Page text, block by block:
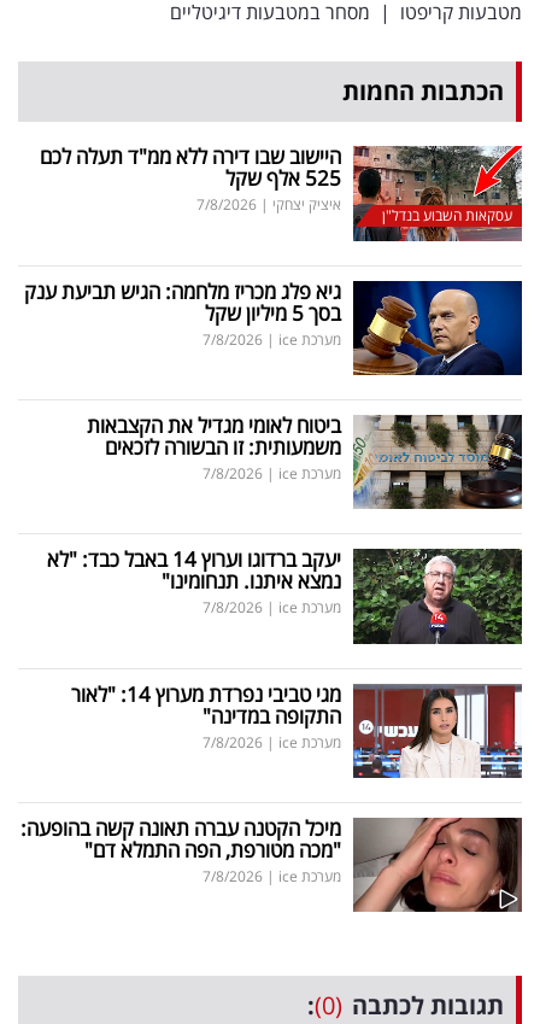
מטבעות קריפטו | מסחר במטבעות דיגיטליים
הכתבות החמות
עסקאות השבוע בנדל"ן
היישוב שבו דירה ללא ממ"ד תעלה לכם
525 אלף שקל
איציק יצחקי |
7/8/2026
גיא פלג מכריז מלחמה: הגיש תביעת ענק
בסך 5 מיליון שקל
מערכת ice |
7/8/2026
ביטוח לאומי מגדיל את הקצבאות
משמעותית: זו הבשורה לזכאים
מערכת ice |
7/8/2026
יעקב ברדוגו וערוץ 14 באבל כבד: "לא
נמצא איתנו. תנחומינו"
מערכת ice |
7/8/2026
מגי טביבי נפרדת מערוץ 14: "לאור
התקופה במדינה"
מערכת ice |
7/8/2026
מיכל הקטנה עברה תאונה קשה בהופעה:
"מכה מטורפת, הפה התמלא דם"
מערכת ice |
7/8/2026
תגובות לכתבה (0)
: